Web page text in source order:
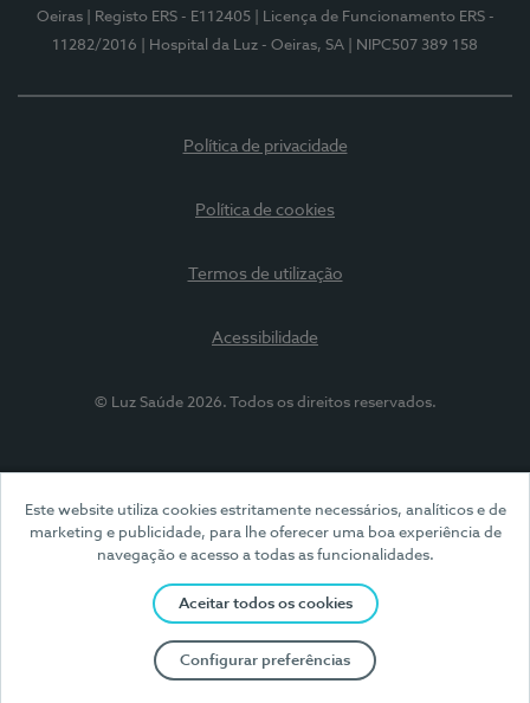
Este website utiliza cookies estritamente necessários, analíticos e de
marketing e publicidade, para lhe oferecer uma boa experiência de
navegação e acesso a todas as funcionalidades.
Aceitar todos os cookies
Configurar preferências
Oeiras
| Registo ERS - E112405
| Licença de Funcionamento ERS -
11282/2016
| Hospital da Luz - Oeiras, SA | NIPC507 389 158
Política de privacidade
Política de cookies
Termos de utilização
Acessibilidade
© Luz Saúde 2026. Todos os direitos reservados.